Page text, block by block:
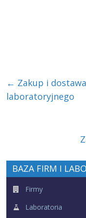
← Zakup i
laboratoryjnego
BAZA FIRM I
Firmy
Laboratoria